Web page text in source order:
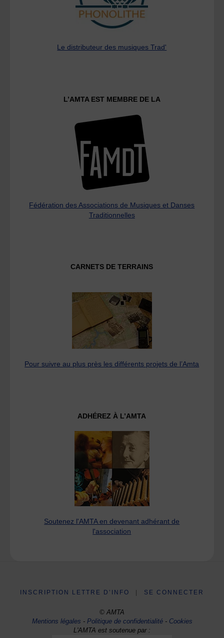
Le distributeur des musiques Trad'
L’AMTA EST MEMBRE DE LA
Fédération des Associations de Musiques et Danses
Traditionnelles
CARNETS DE TERRAINS
Pour suivre au plus près les différents projets de l’Amta
ADHÉREZ À L’AMTA
Soutenez l'AMTA en devenant adhérant de
l'association
INSCRIPTION LETTRE D’INFO SE CONNECTER
© AMTA
Mentions légales -Politique de confidentialité- Cookies
L'AMTA est soutenue par :